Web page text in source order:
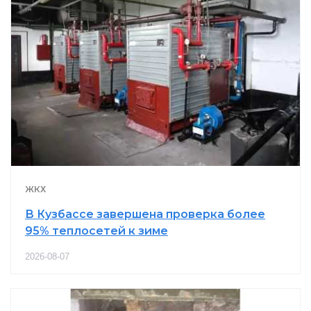
ЖКХ
В Кузбассе завершена проверка более
95% теплосетей к зиме
2026-08-07